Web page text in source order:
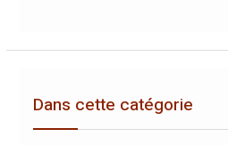
Dans cette catégorie